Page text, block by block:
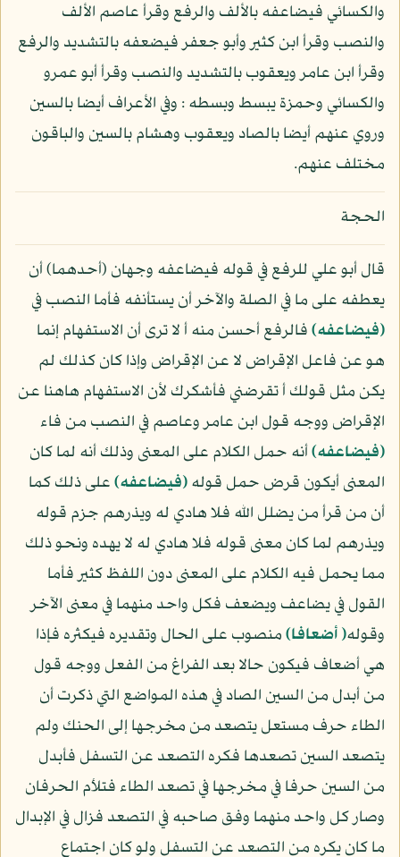
والكسائي فيضاعفه بالألف والرفع وقرأ عاصم الألف
والنصب وقرأ ابن كثير وأبو جعفر فيضعفه بالتشديد والرفع
وقرأ ابن عامر ويعقوب بالتشديد والنصب وقرأ أبو عمرو
والكسائي وحمزة يبسط وبسطه : وفي الأعراف أيضا بالسين
وروي عنهم أيضا بالصاد ويعقوب وهشام بالسين والباقون
مختلف عنهم.
الحجة
قال أبو علي للرفع في قوله فيضاعفه وجهان (أحدهما) أن
يعطفه على ما في الصلة والآخر أن يستأنفه فأما النصب في
﴿فيضاعفه﴾فالرفع أحسن منه أ لا ترى أن الاستفهام إنما
هو عن فاعل الإقراض لا عن الإقراض وإذا كان كذلك لم
يكن مثل قولك أ تقرضني فأشكرك لأن الاستفهام هاهنا عن
الإقراض ووجه قول ابن عامر وعاصم في النصب من فاء
﴿فيضاعفه﴾أنه حمل الكلام على المعنى وذلك أنه لما كان
المعنى أيكون قرض حمل قوله﴿فيضاعفه﴾على ذلك كما
أن من قرأ من يضلل الله فلا هادي له ويذرهم جزم قوله
ويذرهم لما كان معنى قوله فلا هادي له لا يهده ونحو ذلك
مما يحمل فيه الكلام على المعنى دون اللفظ كثير فأما
القول في يضاعف ويضعف فكل واحد منهما في معنى الآخر
وقوله﴿ أضعافا﴾منصوب على الحال وتقديره فيكثره فإذا
هي أضعاف فيكون حالا بعد الفراغ من الفعل ووجه قول
من أبدل من السين الصاد في هذه المواضع التي ذكرت أن
الطاء حرف مستعل يتصعد من مخرجها إلى الحنك ولم
يتصعد السين تصعدها فكره التصعد عن التسفل فأبدل
من السين حرفا في مخرجها في تصعد الطاء فتلأم الحرفان
وصار كل واحد منهما وفق صاحبه في التصعد فزال في الإبدال
ما كان يكره من التصعد عن التسفل ولو كان اجتماع